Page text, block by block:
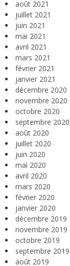
août 2021
juillet 2021
juin 2021
mai 2021
avril 2021
mars 2021
février 2021
janvier 2021
décembre 2020
novembre 2020
octobre 2020
septembre 2020
août 2020
juillet 2020
juin 2020
mai 2020
avril 2020
mars 2020
février 2020
janvier 2020
décembre 2019
novembre 2019
octobre 2019
septembre 2019
août 2019